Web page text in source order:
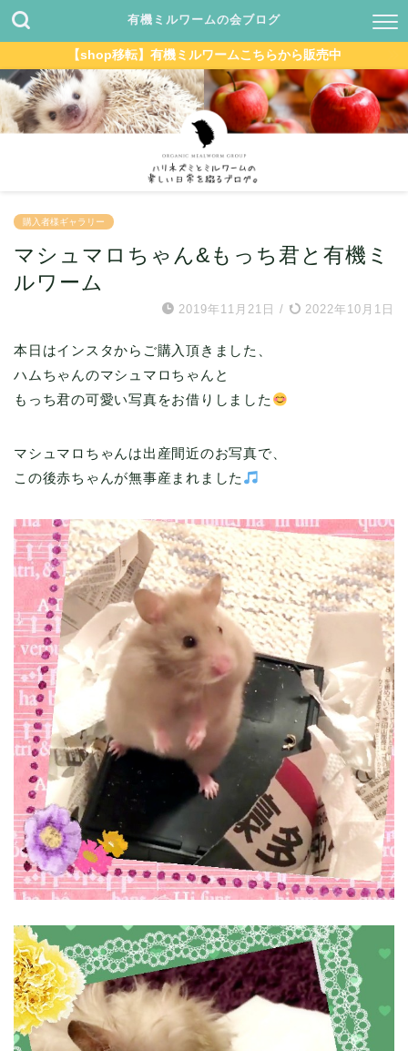
有機ミルワームの会ブログ
【shop移転】有機ミルワームこちらから販売中
購入者様ギャラリー
マシュマロちゃん&もっち君と有機ミ
ルワーム
2019年11月21日 / 2022年10月1日
本日はインスタからご購入頂きました、
ハムちゃんのマシュマロちゃんと
もっち君の可愛い写真をお借りしました
マシュマロちゃんは出産間近のお写真で、
この後赤ちゃんが無事産まれました